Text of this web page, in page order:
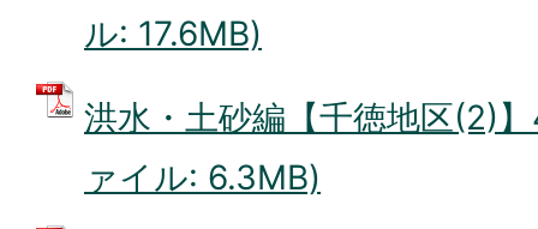
ル: 17.6MB)
洪水・土砂編【千徳地区(2)
ァイル: 6.3MB)